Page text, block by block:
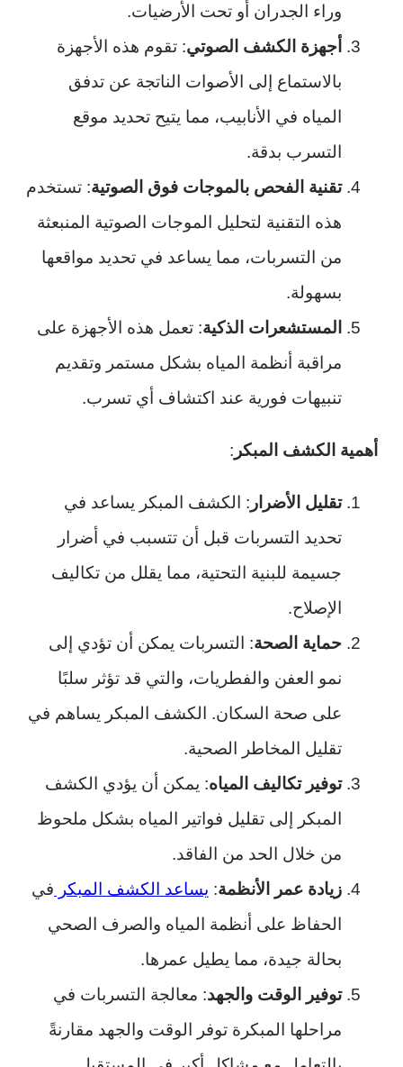
وراء الجدران أو تحت الأرضيات.
أجهزة الكشف الصوتي: تقوم هذه الأجهزة
بالاستماع إلى الأصوات الناتجة عن تدفق
المياه في الأنابيب، مما يتيح تحديد موقع
التسرب بدقة.
تقنية الفحص بالموجات فوق الصوتية: تستخدم
هذه التقنية لتحليل الموجات الصوتية المنبعثة
من التسربات، مما يساعد في تحديد مواقعها
بسهولة.
المستشعرات الذكية: تعمل هذه الأجهزة على
مراقبة أنظمة المياه بشكل مستمر وتقديم
تنبيهات فورية عند اكتشاف أي تسرب.
أهمية الكشف المبكر :
تقليل الأضرار : الكشف المبكر يساعد في
تحديد التسربات قبل أن تتسبب في أضرار
جسيمة للبنية التحتية، مما يقلل من تكاليف
الإصلاح.
حماية الصحة: التسربات يمكن أن تؤدي إلى
نمو العفن والفطريات، والتي قد تؤثر سلبًا
على صحة السكان. الكشف المبكر يساهم في
تقليل المخاطر الصحية.
توفير تكاليف المياه: يمكن أن يؤدي الكشف
المبكر إلى تقليل فواتير المياه بشكل ملحوظ
من خلال الحد من الفاقد.
زيادة عمر الأنظمة: يساعد الكشف المبكر في
الحفاظ على أنظمة المياه والصرف الصحي
بحالة جيدة، مما يطيل عمرها.
توفير الوقت والجهد: معالجة التسربات في
مراحلها المبكرة توفر الوقت والجهد مقارنةً